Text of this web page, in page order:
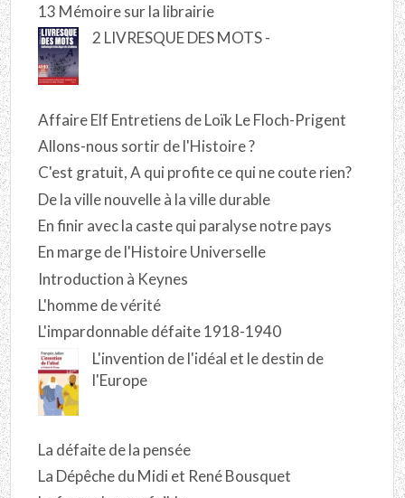
13 Mémoire sur la librairie
2 LIVRESQUE DES MOTS -
Affaire Elf Entretiens de Loïk Le Floch-Prigent
Allons-nous sortir de l'Histoire ?
C'est gratuit, A qui profite ce qui ne coute rien?
De la ville nouvelle à la ville durable
En finir avec la caste qui paralyse notre pays
En marge de l'Histoire Universelle
Introduction à Keynes
L'homme de vérité
L'impardonnable défaite 1918-1940
L'invention de l'idéal et le destin de
l'Europe
La défaite de la pensée
La Dépêche du Midi et René Bousquet